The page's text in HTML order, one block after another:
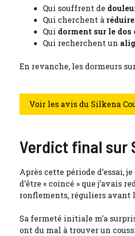
Qui souffrent de
Qui cherchent à
Qui dorment sur le dos
Qui recherchent un
En revanche, les dormeurs
Voir les avis du Silkena
Verdict final sur
Après cette période d’essai,
d’être « coincé » que j’avais
ronflements, réguliers avant
Sa fermeté initiale m’a
ont du mal à trouver un